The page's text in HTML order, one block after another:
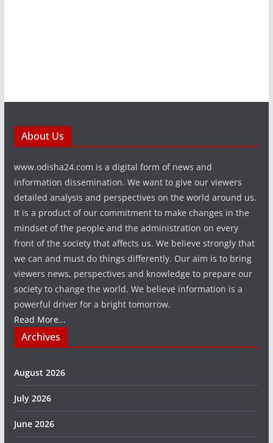
About Us
www.odisha24.com is a digital form of news and
information dissemination. We want to give our viewers
detailed analysis and perspectives on the world around us.
It is a product of our commitment to make changes in the
mindset of the people and the administration on every
front of the society that affects us. We believe strongly that
we can and must do things differently. Our aim is to bring
viewers news, perspectives and knowledge to prepare our
society to change the world. We believe information is a
powerful driver for a bright tomorrow.
Read More...
Archives
August 2026
July 2026
June 2026